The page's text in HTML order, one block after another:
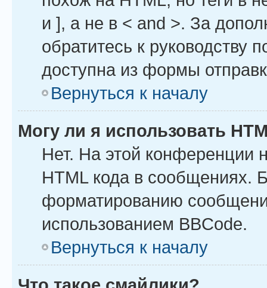
и ], а не в < and >. За
обратитесь к руководству
доступна из формы
Вернуться к началу
Могу ли я использовать
Нет. На этой конференции
HTML кода в сообщениях.
форматированию
использованием BBCode.
Вернуться к началу